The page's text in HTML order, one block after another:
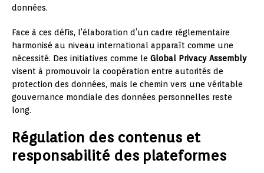
données.
Face à ces défis, l’élaboration d’un cadre réglementaire
harmonisé au niveau international apparaît comme une
nécessité. Des initiatives comme le Global Privacy Assembly
visent à promouvoir la coopération entre autorités de
protection des données, mais le chemin vers une véritable
gouvernance mondiale des données personnelles reste
long.
Régulation des contenus et
responsabilité des plateformes